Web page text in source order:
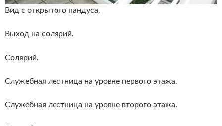
Вид с открытого пандуса.
Выход на солярий.
Солярий.
Служебная лестница на уровне первого этажа.
Служебная лестница на уровне второго этажа.